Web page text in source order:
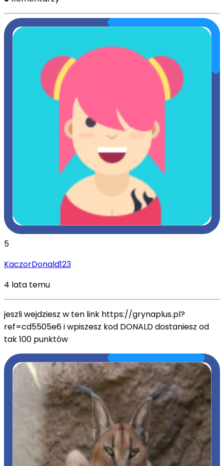
5
KaczorDonald123
4 lata temu
jeszli wejdziesz w ten link https://grynaplus.pl?
ref=cd5505e6 i wpiszesz kod DONALD dostaniesz od
tak 100 punktów